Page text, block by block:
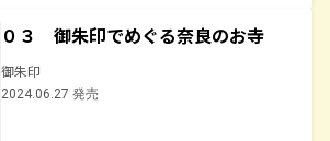
０３ 御朱印でめぐる奈良のお寺
御朱印
2024.06.27 発売